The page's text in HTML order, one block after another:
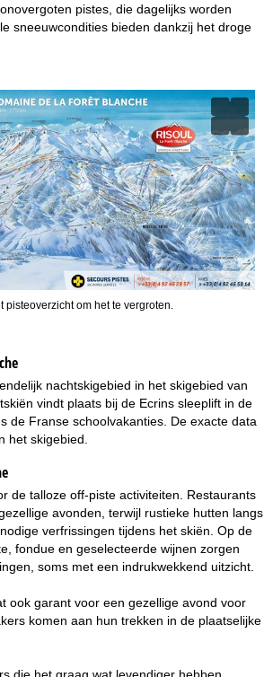
pistes, die dagelijks worden
sneeuwcondities bieden dankzij het droge
pisteoverzicht om het te vergroten.
nachtskigebied in het skigebied van
vindt plaats bij de Ecrins sleeplift in de
de Franse schoolvakanties. De exacte data
het skigebied.
de talloze off-piste activiteiten. Restaurants
avonden, terwijl rustieke hutten langs
verfrissingen tijdens het skiën. Op de
fondue en geselecteerde wijnen zorgen
soms met een indrukwekkend uitzicht.
ook garant voor een gezellige avond voor
komen aan hun trekken in de plaatselijke
die het graag wat levendiger hebben,